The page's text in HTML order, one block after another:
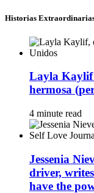
Historias
Layla Kaylif
hermosa
4 minute read
Jessenia
driver,
have the